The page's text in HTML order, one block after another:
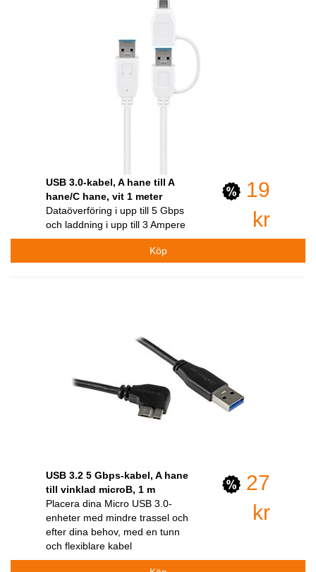
USB 3.0-kabel, A hane till A
hane/C hane, vit 1 meter
Dataöverföring i upp till 5 Gbps
och laddning i upp till 3 Ampere
19
kr
USB 3.2 5 Gbps-kabel, A hane
till vinklad microB, 1 m
Placera dina Micro USB 3.0-
enheter med mindre trassel och
efter dina behov, med en tunn
och flexiblare kabel
27
kr